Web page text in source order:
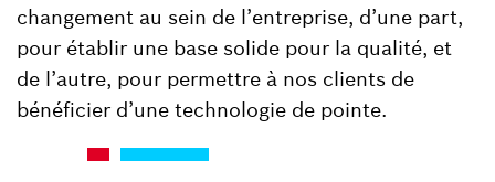
changement au sein de l’entreprise, d’une part,
pour établir une base solide pour la qualité, et
de l’autre, pour permettre à nos clients de
bénéficier d’une technologie de pointe.